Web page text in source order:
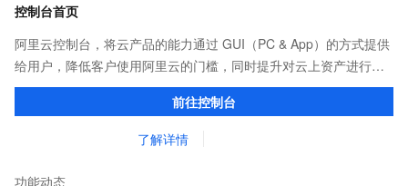
控制台首页
阿里云控制台，将云产品的能力通过 GUI（PC & App）的方式提供
给用户，降低客户使用阿里云的门槛，同时提升对云上资产进行权
限管理、资源运维、操作审计、成本优化、数据分析等能力和效
前往控制台
了解详情
功能动态